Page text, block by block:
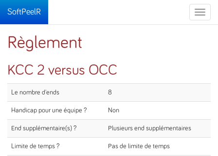
Toggle
SoftPeelR
Règlement
KCC 2 versus OCC
Le nombre d'ends 8
Handicap pour une équipe ? Non
End supplémentaire(s) ? Plusieurs end supplémentaires
Limite de temps ? Pas de limite de temps